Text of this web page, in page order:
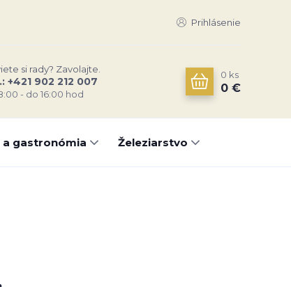
Prihlásenie
si rady? Zavolajte.
+421 902 212 007
- do 16:00 hod
0 ks
0 €
a gastronómia Železiarstvo